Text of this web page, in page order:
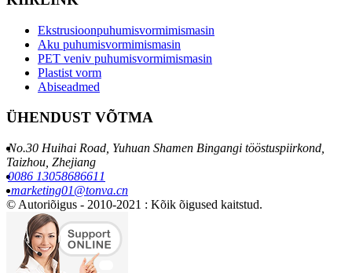
Ekstrusioonpuhumisvormimismasin
Aku puhumisvormimismasin
PET veniv puhumisvormimismasin
Plastist vorm
Abiseadmed
ÜHENDUST VÕTMA
No.30 Huihai Road, Yuhuan Shamen Bingangi tööstuspiirkond,
Taizhou, Zhejiang
0086 13058686611
marketing01@tonva.cn
© Autoriõigus - 2010-2021 : Kõik õigused kaitstud.